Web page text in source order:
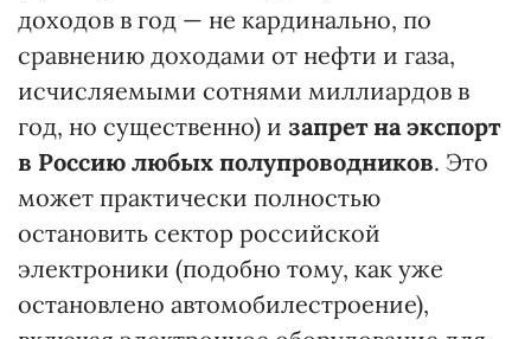
доходов в год — не кардинально, по
сравнению доходами от нефти и газа,
исчисляемыми сотнями миллиардов в
год, но существенно) и запрет на экспорт
в Россию любых полупроводников. Это
может практически полностью
остановить сектор российской
электроники (подобно тому, как уже
остановлено автомобилестроение),